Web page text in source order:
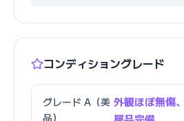
コンディショングレード
グレード A（美
品）
外観ほぼ無傷